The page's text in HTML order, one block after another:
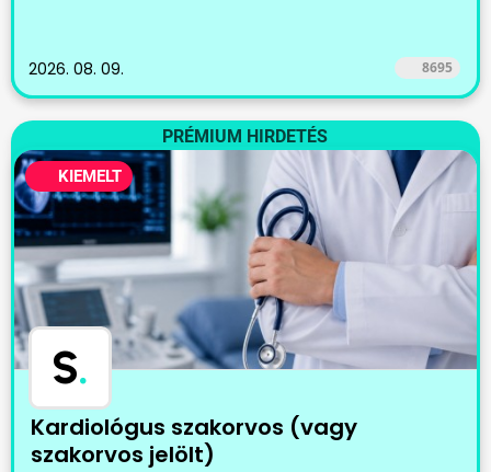
2026. 08. 09. 8695
PRÉMIUM HIRDETÉS
KIEMELT
S.
Kardiológus szakorvos (vagy
szakorvos jelölt)